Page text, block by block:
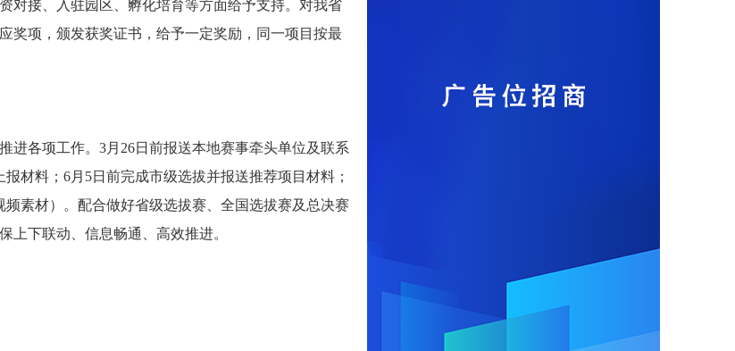
对接、入驻园区、孵化培育等方面给予支持。对我省
奖项，颁发获奖证书，给予一定奖励，同一项目按最
进各项工作。3月26日前报送本地赛事牵头单位及联系
材料；6月5日前完成市级选拔并报送推荐项目材料；
素材）。配合做好省级选拔赛、全国选拔赛及总决赛
上下联动、信息畅通、高效推进。